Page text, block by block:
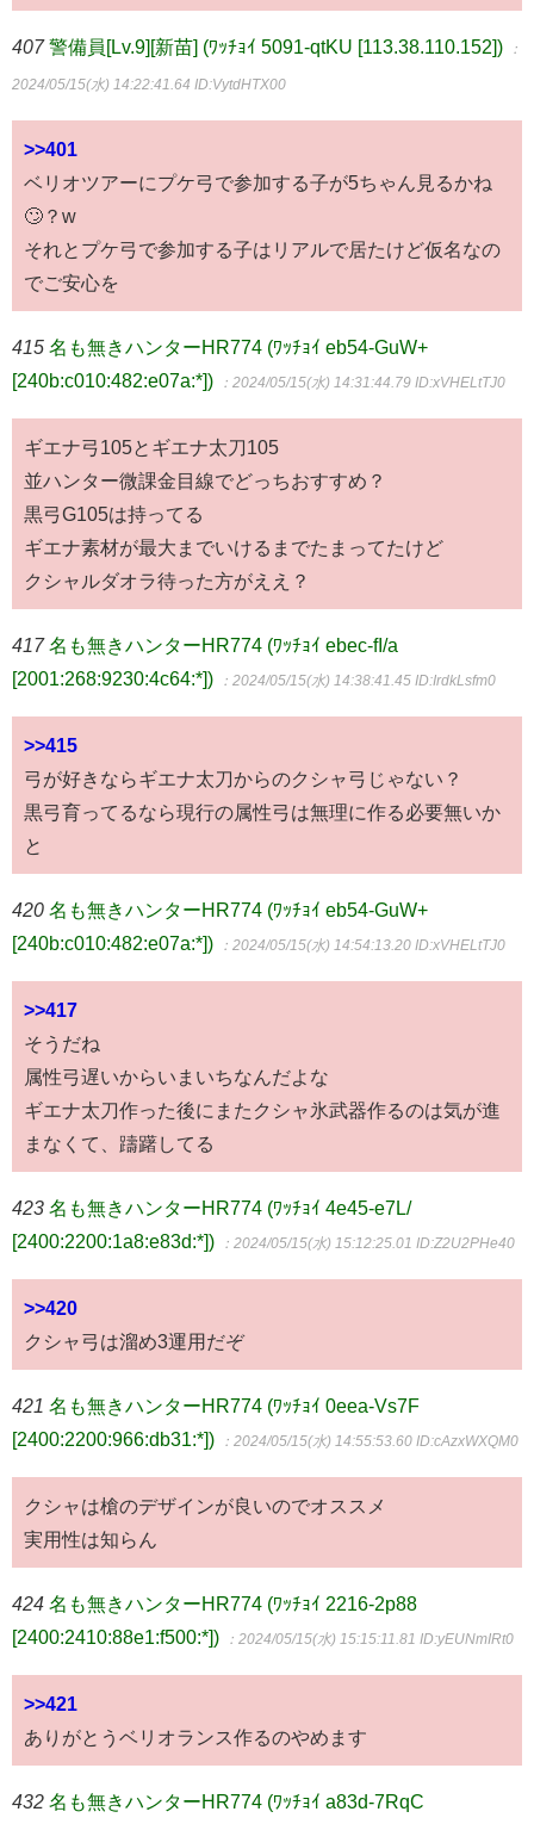
407 警備員[Lv.9][新苗] (ﾜｯﾁｮｲ 5091-qtKU [113.38.110.152]) ：
2024/05/15(水) 14:22:41.64 ID:VytdHTX00
>>401
ベリオツアーにプケ弓で参加する子が5ちゃん見るかね
🙄？w
それとプケ弓で参加する子はリアルで居たけど仮名なの
でご安心を
415 名も無きハンターHR774 (ﾜｯﾁｮｲ eb54-GuW+
[240b:c010:482:e07a:*])
：2024/05/15(水) 14:31:44.79 ID:xVHELtTJ0
ギエナ弓105とギエナ太刀105
並ハンター微課金目線でどっちおすすめ？
黒弓G105は持ってる
ギエナ素材が最大までいけるまでたまってたけど
クシャルダオラ待った方がええ？
417 名も無きハンターHR774 (ﾜｯﾁｮｲ ebec-fI/a
[2001:268:9230:4c64:*])
：2024/05/15(水) 14:38:41.45 ID:IrdkLsfm0
>>415
弓が好きならギエナ太刀からのクシャ弓じゃない？
黒弓育ってるなら現行の属性弓は無理に作る必要無いか
と
420 名も無きハンターHR774 (ﾜｯﾁｮｲ eb54-GuW+
[240b:c010:482:e07a:*])
：2024/05/15(水) 14:54:13.20 ID:xVHELtTJ0
>>417
そうだね
属性弓遅いからいまいちなんだよな
ギエナ太刀作った後にまたクシャ氷武器作るのは気が進
まなくて、躊躇してる
423 名も無きハンターHR774 (ﾜｯﾁｮｲ 4e45-e7L/
[2400:2200:1a8:e83d:*])
：2024/05/15(水) 15:12:25.01 ID:Z2U2PHe40
>>420
クシャ弓は溜め3運用だぞ
421 名も無きハンターHR774 (ﾜｯﾁｮｲ 0eea-Vs7F
[2400:2200:966:db31:*])
：2024/05/15(水) 14:55:53.60 ID:cAzxWXQM0
クシャは槍のデザインが良いのでオススメ
実用性は知らん
424 名も無きハンターHR774 (ﾜｯﾁｮｲ 2216-2p88
[2400:2410:88e1:f500:*])
：2024/05/15(水) 15:15:11.81 ID:yEUNmIRt0
>>421
ありがとうベリオランス作るのやめます
432 名も無きハンターHR774 (ﾜｯﾁｮｲ a83d-7RqC